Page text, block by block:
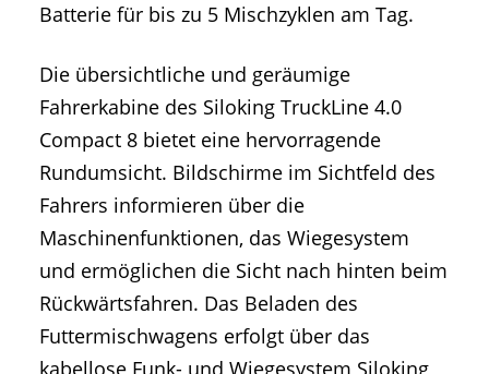
Batterie für bis zu 5 Mischzyklen am Tag.
Die übersichtliche und geräumige
Fahrerkabine des Siloking TruckLine 4.0
Compact 8 bietet eine hervorragende
Rundumsicht. Bildschirme im Sichtfeld des
Fahrers informieren über die
Maschinenfunktionen, das Wiegesystem
und ermöglichen die Sicht nach hinten beim
Rückwärtsfahren. Das Beladen des
Futtermischwagens erfolgt über das